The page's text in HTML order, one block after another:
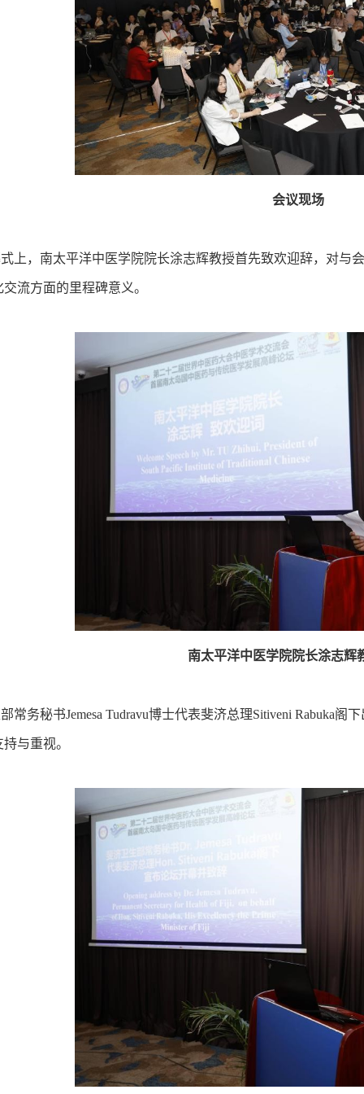
会议现场
，南太平洋中医学院院长涂志辉教授首先致欢迎辞，对与
流方面的里程碑意义。
南太平洋中医学院院长涂志辉
务秘书Jemesa Tudravu博士代表斐济总理Sitiveni Rabuka阁
与重视。